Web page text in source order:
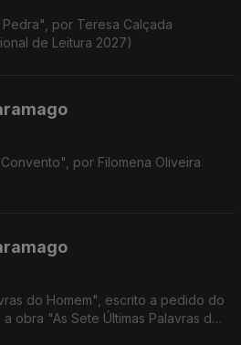
por Teresa Calçada
de Leitura 2027)
por Filomena Oliveira
do Homem", escrito a pedido do
obra "As Sete Últimas Palavras de